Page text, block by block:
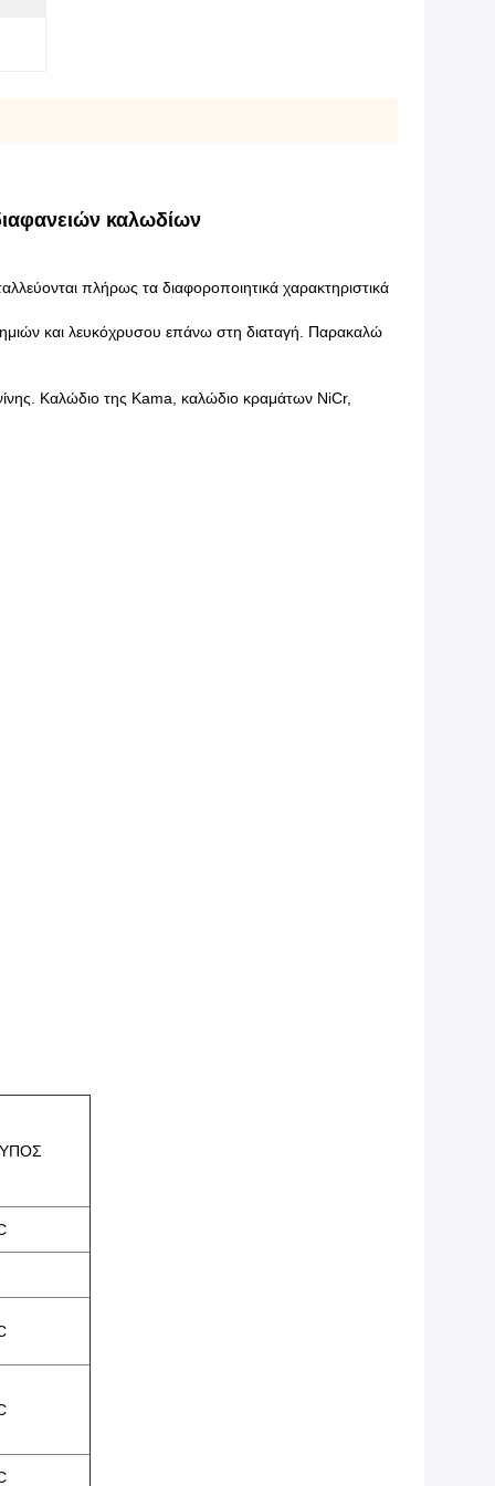
καλωδίων
πλήρως τα διαφοροποιητικά χαρακτηριστικά
και λευκόχρυσου επάνω στη διαταγή. Παρακαλώ
Καλώδιο της Kama, καλώδιο κραμάτων NiCr,